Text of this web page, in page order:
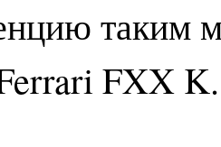
таким
FXX K.